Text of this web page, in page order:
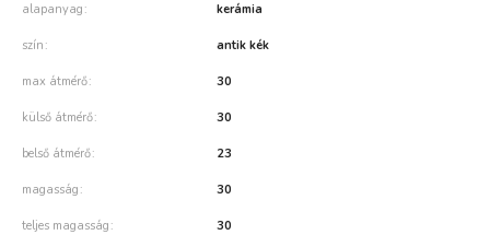
alapanyag kerámia
szín antik kék
max átmérő 30
külső átmérő 30
belső átmérő 23
magasság 30
teljes magasság 30